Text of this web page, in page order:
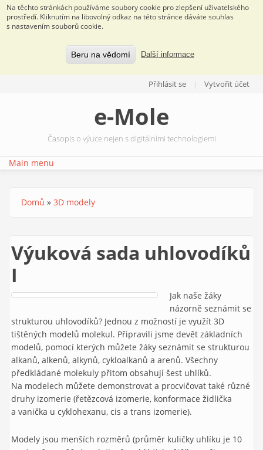
Na těchto stránkách používáme soubory cookie pro zlepšení uživatelského
prostředí. Kliknutím na libovolný odkaz na této stránce dáváte souhlas
s nastavením souborů cookie.
Beru na vědomí Další informace
Přihlásit se Vytvořit účet
e-Mole
Časopis o výuce nejen s digitálními technologiemi
Main menu
Jste zde
Domů » 3D modely
Výuková sada uhlovodíků
I
Jak naše žáky
názorně seznámit se
strukturou uhlovodíků? Jednou z možností je využít 3D
tištěných modelů molekul. Připravili jsme devět základních
modelů, pomocí kterých můžete žáky seznámit se strukturou
alkanů, alkenů, alkynů, cykloalkanů a arenů. Všechny
předkládané molekuly přitom obsahují šest uhlíků.
Na modelech můžete demonstrovat a procvičovat také různé
druhy izomerie (řetězcová izomerie, konformace židlička
a vanička u cyklohexanu, cis a trans izomerie).
Modely jsou menších rozměrů (průměr kuličky uhlíku je 10